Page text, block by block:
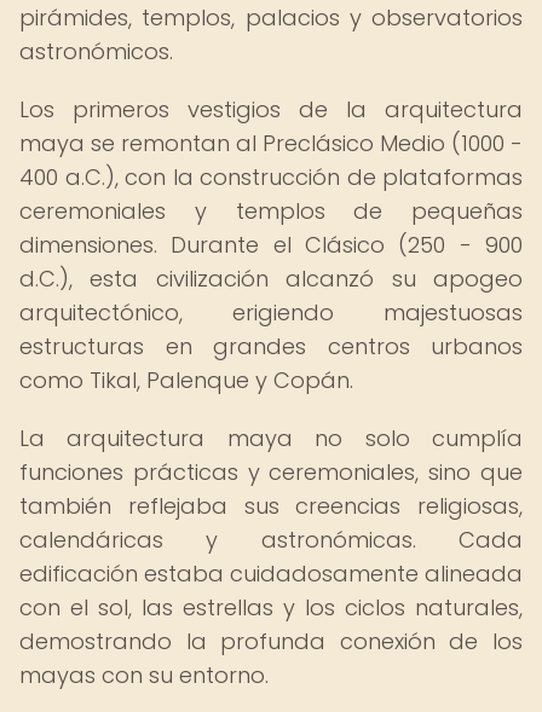
pirámides, templos, palacios y observatorios
astronómicos.
Los primeros vestigios de la arquitectura
maya se remontan al Preclásico Medio (1000 -
400 a.C.), con la construcción de plataformas
ceremoniales y templos de pequeñas
dimensiones. Durante el Clásico (250 - 900
d.C.), esta civilización alcanzó su apogeo
arquitectónico, erigiendo majestuosas
estructuras en grandes centros urbanos
como Tikal, Palenque y Copán.
La arquitectura maya no solo cumplía
funciones prácticas y ceremoniales, sino que
también reflejaba sus creencias religiosas,
calendáricas y astronómicas. Cada
edificación estaba cuidadosamente alineada
con el sol, las estrellas y los ciclos naturales,
demostrando la profunda conexión de los
mayas con su entorno.